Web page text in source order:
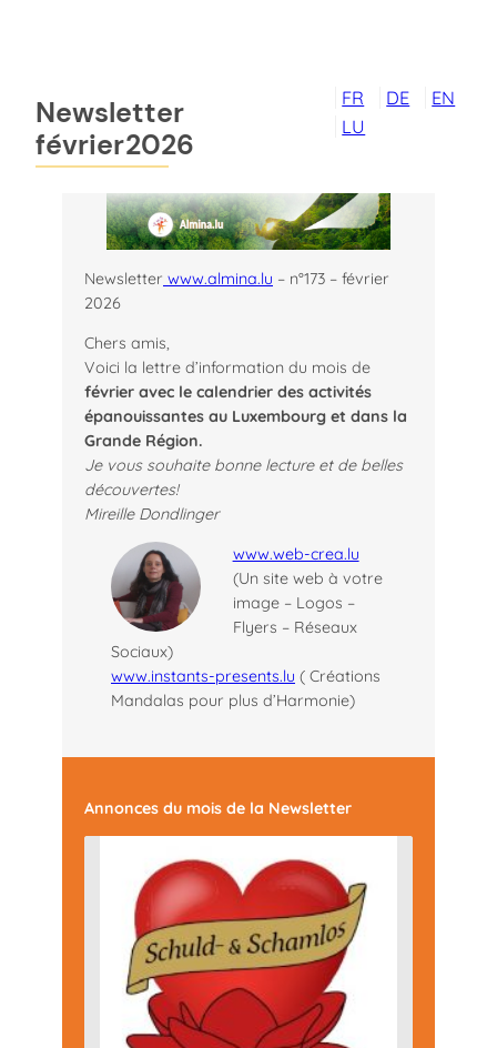
Newsletter
février2026
FR DE
EN
LU
Newsletter www.almina.lu – n°173 – février
2026
Chers amis,
Voici la lettre d’information du mois de
février avec le calendrier des activités
épanouissantes au Luxembourg et dans la
Grande Région.
Je vous souhaite bonne lecture et de belles
découvertes!
Mireille Dondlinger
www.web-crea.lu
(Un site web à votre
image – Logos –
Flyers – Réseaux
Sociaux)
www.instants-presents.lu ( Créations
Mandalas pour plus d’Harmonie)
Annonces du mois de la Newsletter